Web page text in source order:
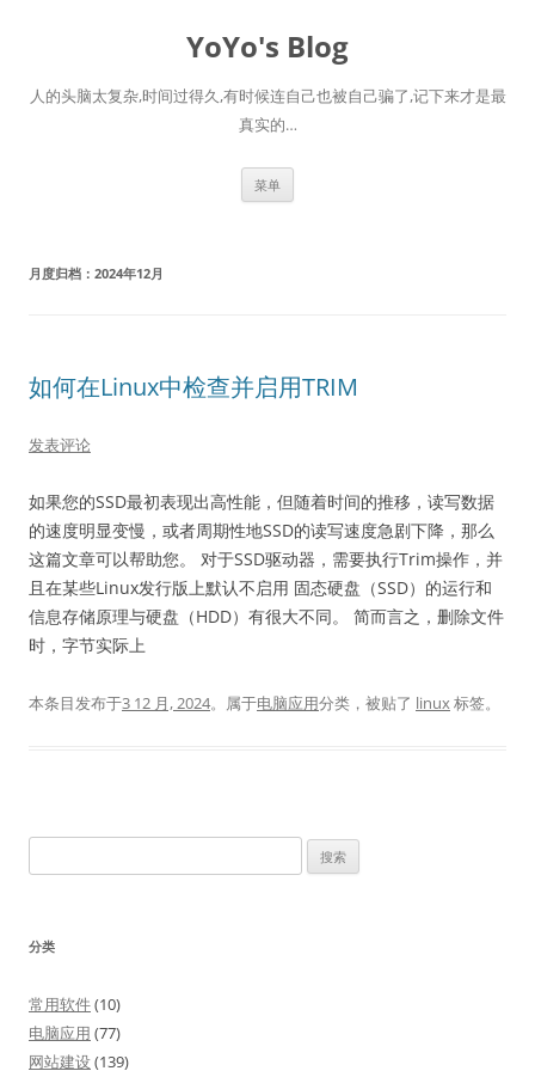
YoYo's Blog
人的头脑太复杂,时间过得久,有时候连自己也被自己骗了,记下来才是最
真实的…
菜单
月度归档： 2024年12月
如何在Linux中检查并启用TRIM
发表评论
如果您的SSD最初表现出高性能，但随着时间的推移，读写数据
的速度明显变慢，或者周期性地SSD的读写速度急剧下降，那么
这篇文章可以帮助您。 对于SSD驱动器，需要执行Trim操作，并
且在某些Linux发行版上默认不启用 固态硬盘（SSD）的运行和
信息存储原理与硬盘（HDD）有很大不同。 简而言之，删除文件
时，字节实际上
本条目发布于3 12 月, 2024。属于电脑应用分类，被贴了 linux标签。
索：
分类
常用软件(10)
电脑应用 (77)
网站建设(139)